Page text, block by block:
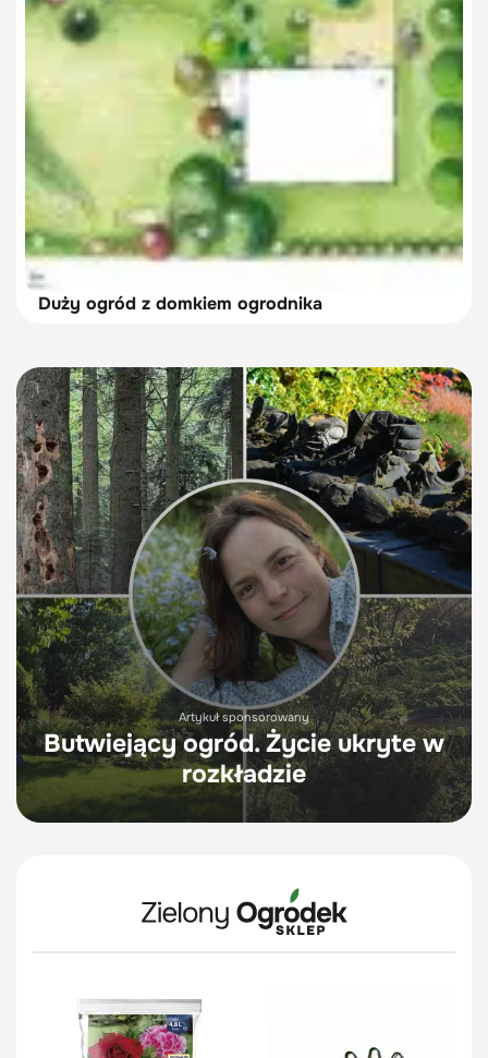
Duży ogród z domkiem ogrodnika
Artykuł sponsorowany
Butwiejący ogród. Życie ukryte w
rozkładzie